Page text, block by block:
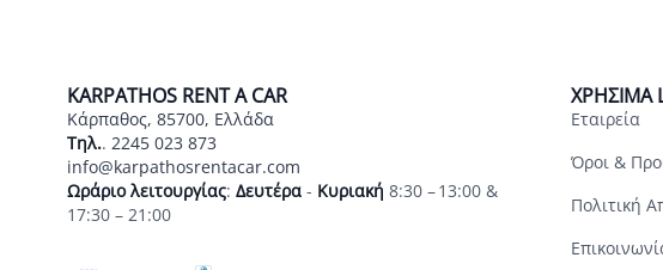
KARPATHOS RENT A CAR
Κάρπαθος, 85700, Ελλάδα
Τηλ.. 2245 023 873
info@karpathosrentacar.com
Ωράριο λειτουργίας: Δευτέρα - Κυριακή 8:30 – 13:00 &
17:30 – 21:00
ΧΡΗΣΙΜΑ
Εταιρεία
Όροι &
Πολιτική